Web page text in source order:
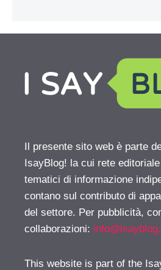
Il presente sito web è parte
IsayBlog! la cui rete
tematici di informazione
contano sul contributo di
del settore. Per pubblicità,
collaborazioni:
This website is part of the